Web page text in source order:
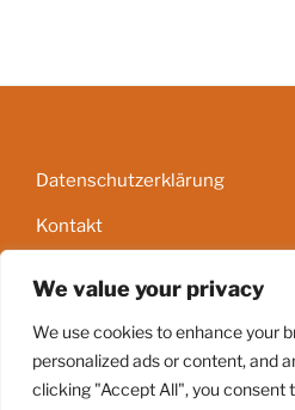
We value your privacy
We use cookies to enhance your
personalized ads or content, and
clicking "Accept All", you consent
Datenschutzerklärung
Kontakt